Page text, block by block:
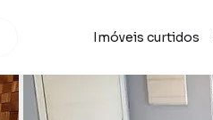
Imóveis curtidos